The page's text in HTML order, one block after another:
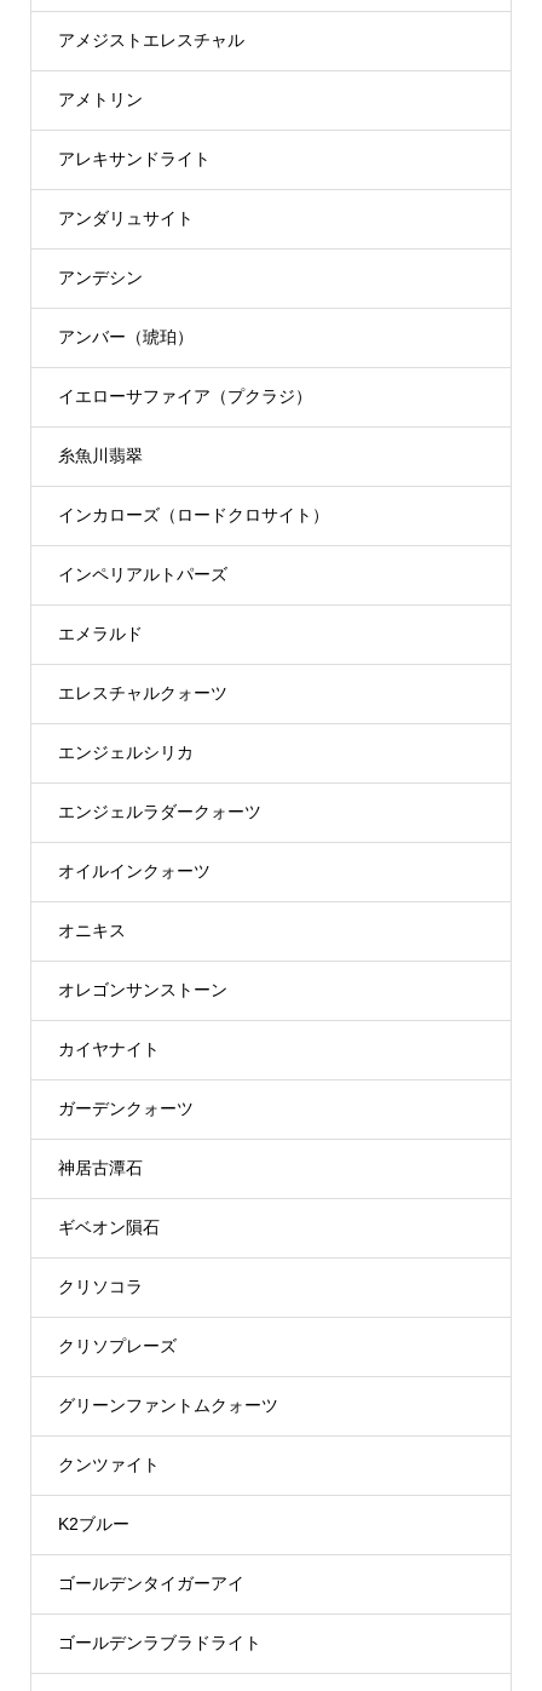
アメジストエレスチャル
アメトリン
アレキサンドライト
アンダリュサイト
アンデシン
アンバー（琥珀）
イエローサファイア（プクラジ）
糸魚川翡翠
インカローズ（ロードクロサイト）
インペリアルトパーズ
エメラルド
エレスチャルクォーツ
エンジェルシリカ
エンジェルラダークォーツ
オイルインクォーツ
オニキス
オレゴンサンストーン
カイヤナイト
ガーデンクォーツ
神居古潭石
ギベオン隕石
クリソコラ
クリソプレーズ
グリーンファントムクォーツ
クンツァイト
K2ブルー
ゴールデンタイガーアイ
ゴールデンラブラドライト